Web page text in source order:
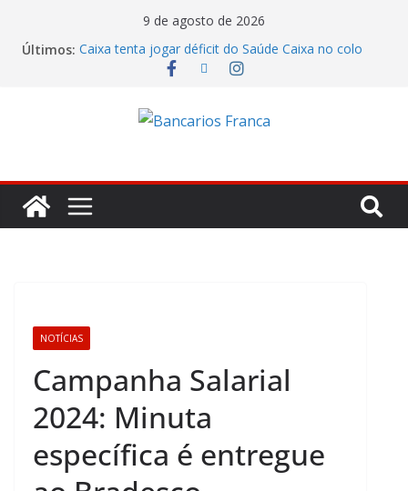
9 de agosto de 2026
Últimos: Caixa tenta jogar déficit do Saúde Caixa no colo
dos empregados e enfrenta rejeição na mesa
7,05 bilhões no segundo trimestre
Itaú atende cobrança da CONTEC e garante
de R$ 275 milhões
Banco do Brasil trava debate econômico e
condiciona avanços à decisão da Fenaban
NOTÍCIAS
Campanha Salarial
2024: Minuta
específica é entregue